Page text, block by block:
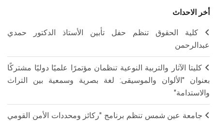
أخر الاحداث
كلية الحقوق تنظم حفل تأبين الأستاذ الدكتور حمدي
عبدالرحمن
كليتا الآثار والتربية النوعية تنظمان مؤتمرًا علميًا دوليًا مشتركًا
بعنوان "الألوان والموسيقى: لغة بصرية وسمعية بين التراث
والاستدامة"
جامعة عين شمس تنظم برنامج "ركائز ومحددات الأمن القومي